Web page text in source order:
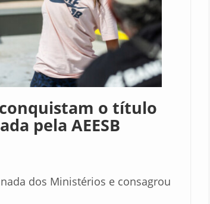
conquistam o título
pela AEESB
dos Ministérios e consagrou